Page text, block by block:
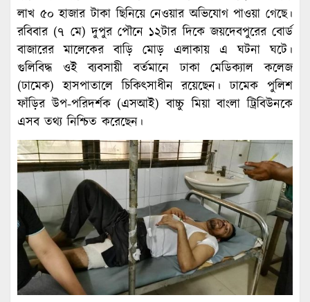
লাখ ৫০ হাজার টাকা ছিনিয়ে নেওয়ার অভিযোগ পাওয়া গেছে।
রবিবার (৭ মে) দুপুর পৌনে ১২টার দিকে জয়দেবপুরের বোর্ড
বাজারের মালেকের বাড়ি মোড় এলাকায় এ ঘটনা ঘটে।
গুলিবিদ্ধ ওই ব্যবসায়ী বর্তমানে ঢাকা মেডিক্যাল কলেজ
(ঢামেক) হাসপাতালে চিকিৎসাধীন রয়েছেন। ঢামেক পুলিশ
ফাঁড়ির উপ-পরিদর্শক (এসআই) বাচ্চু মিয়া বাংলা ট্রিবিউনকে
এসব তথ্য নিশ্চিত করেছেন।